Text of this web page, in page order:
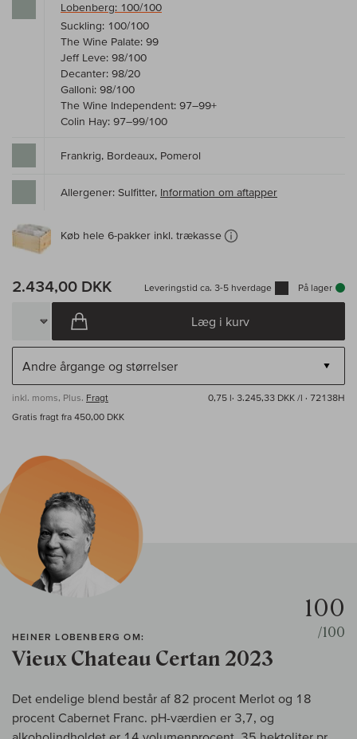
Lobenberg: 100/100
Suckling: 100/100
The Wine Palate: 99
Jeff Leve: 98/100
Decanter: 98/20
Galloni: 98/100
The Wine Independent: 97–99+
Colin Hay: 97–99/100
Frankrig, Bordeaux, Pomerol
Allergener: Sulfitter, Information om aftapper
Køb hele 6-pakker inkl. trækasse
2.434,00 DKK Leveringstid ca. 3-5 hverdage På lager
Læg i kurv
inkl. moms, Plus. Fragt 0,75 l· 3.245,33 DKK /l · 72138H
Gratis fragt fra 450,00 DKK
HEINER LOBENBERG OM:
Vieux Chateau Certan 2023
100
/100
Det endelige blend består af 82 procent Merlot og 18
procent Cabernet Franc. pH-værdien er 3,7, og